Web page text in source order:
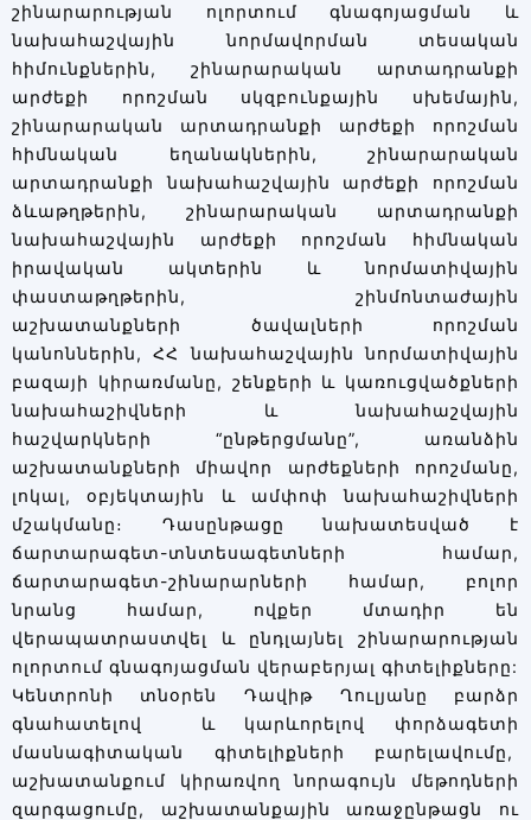
շինարարության ոլորտում գնագոյացման և
նախահաշվային նորմավորման տեսական
հիմունքներին, շինարարական արտադրանքի
արժեքի որոշման սկզբունքային սխեմային,
շինարարական արտադրանքի արժեքի որոշման
հիմնական եղանակներին, շինարարական
արտադրանքի նախահաշվային արժեքի որոշման
ձևաթղթերին, շինարարական արտադրանքի
նախահաշվային արժեքի որոշման հիմնական
իրավական ակտերին և նորմատիվային
փաստաթղթերին, շինմոնտաժային
աշխատանքների ծավալների որոշման
կանոններին, ՀՀ նախահաշվային նորմատիվային
բազայի կիրառմանը, շենքերի և կառուցվածքների
նախահաշիվների և նախահաշվային
հաշվարկների “ընթերցմանը”, առանձին
աշխատանքների միավոր արժեքների որոշմանը,
լոկալ, օբյեկտային և ամփոփ նախահաշիվների
մշակմանը։ Դասընթացը նախատեսված է
ճարտարագետ-տնտեսագետների համար,
ճարտարագետ-շինարարների համար, բոլոր
նրանց համար, ովքեր մտադիր են
վերապատրաստվել և ընդլայնել շինարարության
ոլորտում գնագոյացման վերաբերյալ գիտելիքները:
Կենտրոնի տնօրեն Դավիթ Ղուլյանը բարձր
գնահատելով և կարևորելով փորձագետի
մասնագիտական գիտելիքների բարելավումը,
աշխատանքում կիրառվող նորագույն մեթոդների
զարգացումը, աշխատանքային առաջընթացն ու